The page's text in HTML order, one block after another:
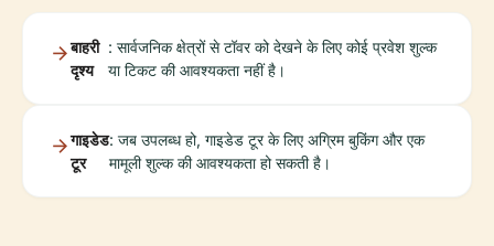
बाहरी
दृश्य
: सार्वजनिक क्षेत्रों से टॉवर को देखने के लिए कोई प्रवेश शुल्क
या टिकट की आवश्यकता नहीं है।
गाइडेड
टूर
: जब उपलब्ध हो, गाइडेड टूर के लिए अग्रिम बुकिंग और एक
मामूली शुल्क की आवश्यकता हो सकती है।